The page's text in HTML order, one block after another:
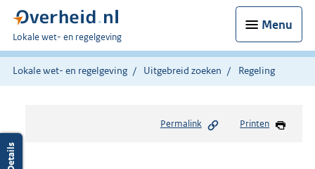
Menu
U
bent
hier:
Lokale wet- en regelgeving
Lokale wet- en regelgeving Uitgebreid zoeken Regeling
Permalink Printen